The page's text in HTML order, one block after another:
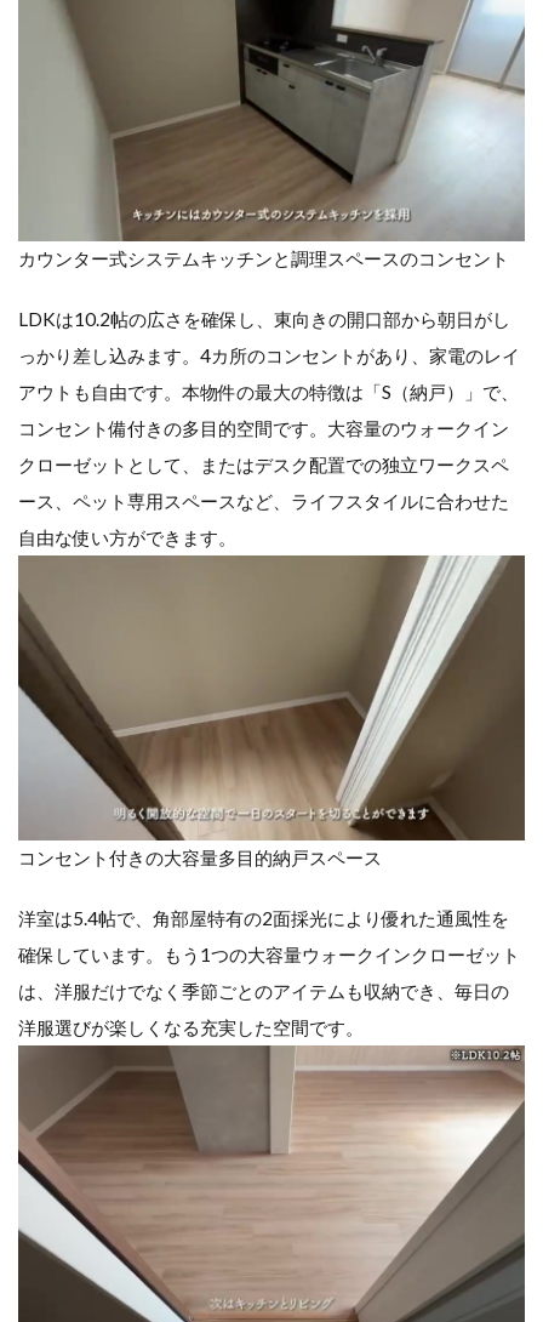
カウンター式システムキッチンと調理スペースのコンセント
LDKは10.2帖の広さを確保し、東向きの開口部から朝日がし
っかり差し込みます。4カ所のコンセントがあり、家電のレイ
アウトも自由です。本物件の最大の特徴は「S（納戸）」で、
コンセント備付きの多目的空間です。大容量のウォークイン
クローゼットとして、またはデスク配置での独立ワークスペ
ース、ペット専用スペースなど、ライフスタイルに合わせた
自由な使い方ができます。
コンセント付きの大容量多目的納戸スペース
洋室は5.4帖で、角部屋特有の2面採光により優れた通風性を
確保しています。もう1つの大容量ウォークインクローゼット
は、洋服だけでなく季節ごとのアイテムも収納でき、毎日の
洋服選びが楽しくなる充実した空間です。